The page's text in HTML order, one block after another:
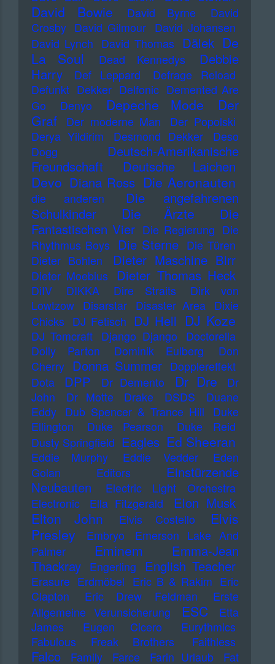
David Bowie David Byrne
David
Crosby David Gilmour David Johansen
David Lynch David Thomas Dälek De
La Soul
Dead Kennedys
Debbie
Harry
Def Leppard
Defrage Reload
Defunkt Dekker Delfonic Demented Are
Go
Denyo Depeche Mode
Der
Graf
Der moderne Man
Der Popolski
Derya Yildirim
Desmond Dekker
Deso
Dogg
Deutsch-Amerikanische
Freundschaft
Deutsche Laichen
Devo Diana Ross Die Aeronauten
die anderen
Die angefahrenen
Schulkinder
Die Ärzte
Die
Fantastischen Vier Die Regierung Die
Rhythmus Boys Die Sterne Die Türen
Dieter Bohlen
Dieter Maschine Birr
Dieter Moebius Dieter Thomas Heck
DiIV DIKKA Dire Straits
Dirk von
Lowtzow
Disarstar Disaster Area
Dixie
Chicks DJ Fetisch DJ Hell DJ Koze
DJ Tomcraft Django Django
Doctorella
Dolly Parton
Dominik Eulberg
Don
Cherry Donna Summer Dopplereffekt
Dota
DPP Dr Demento Dr Dre
Dr
John
Dr Motte Drake DSDS
Duane
Eddy
Dub Spencer & Trance Hill
Duke
Ellington
Duke Pearson
Duke Reid
Dusty Springfield Eagles Ed Sheeran
Eddie Murphy Eddie Vedder
Eden
Golan
Editors
Einstürzende
Neubauten
Electric Light Orchestra
Electronic
Ella Fitzgerald Elon Musk
Elton John Elvis Costello
Elvis
Presley
Embryo
Emerson Lake And
Palmer
Eminem
Emma-Jean
Thackray
Engerling English Teacher
Erasure Erdmöbel Eric B & Rakim Eric
Clapton
Eric Drew Feldman
Erste
Allgemeine Verunsicherung
ESC
Etta
James
Eugen Cicero
Eurythmics
Fabulous Freak Brothers
Faithless
Falco Family Farce Farin Urlaub
Fat